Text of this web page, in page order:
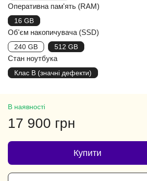
Оперативна пам'ять (RAM)
16 GB
Об'єм накопичувача (SSD)
240 GB 512 GB
Стан ноутбука
Клас B (значні дефекти)
В наявності
17 900 грн
Купити